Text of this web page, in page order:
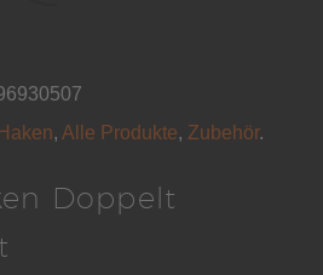
, Alle Produkte, Zubehör.
Doppelt